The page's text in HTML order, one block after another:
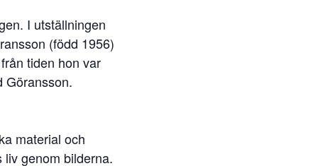
I utställningen
(född 1956)
tiden hon var
Göransson.
material och
genom bilderna.